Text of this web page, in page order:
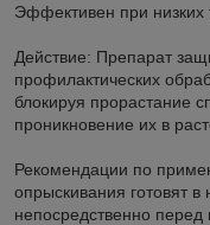
Эффективен при низких
Действие: Препарат
профилактических
блокируя прорастание
проникновение их в
Рекомендации по
опрыскивания готовят
непосредственно